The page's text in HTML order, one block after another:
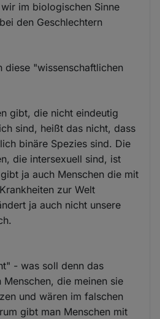
im biologischen Sinne
den Geschlechtern
diese "wissenschaftlichen
gibt, die nicht eindeutig
sind, heißt das nicht, dass
binäre Spezies sind. Die
die intersexuell sind, ist
ja auch Menschen die mit
zur Welt
ja auch nicht unsere
- was soll denn das
Menschen, die meinen sie
und wären im falschen
gibt man Menschen mit